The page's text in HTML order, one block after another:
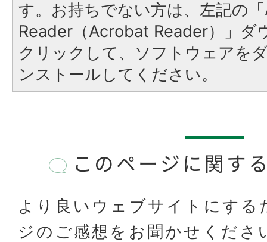
す。お持ちでない方は、左記の
Reader（Acrobat Reader）」ダ
クリックして、ソフトウェアを
ンストールしてください。
このページに関す
より良いウェブサイトにする
ジのご感想をお聞かせくださ